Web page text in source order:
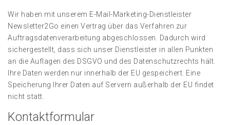
Wir haben mit unserem E-Mail-Marketing-Dienstleister
Newsletter2Go einen Vertrag über das Verfahren zur
Auftragsdatenverarbeitung abgeschlossen. Dadurch wird
sichergestellt, dass sich unser Dienstleister in allen Punkten
an die Auflagen des DSGVO und des Datenschutzrechts hält.
Ihre Daten werden nur innerhalb der EU gespeichert. Eine
Speicherung Ihrer Daten auf Servern außerhalb der EU findet
nicht statt.
Kontaktformular